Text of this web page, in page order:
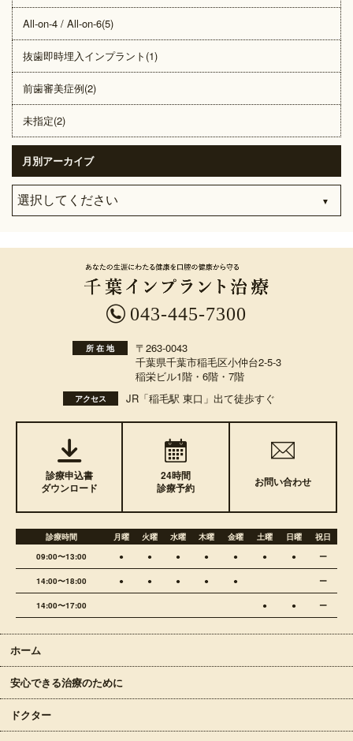
All-on-4 / All-on-6(5)
抜歯即時埋入インプラント(1)
前歯審美症例(2)
未指定(2)
月別アーカイブ
043-445-7300
所 在 地
〒263-0043
千葉県千葉市稲毛区小仲台2-5-3
稲栄ビル1階・6階・7階
アクセス JR「稲毛駅 東口」出て徒歩すぐ
診療申込書
ダウンロード
24時間
診療予約
お問い合わせ
診療時間 月曜 火曜 水曜 木曜 金曜 土曜 日曜
祝日
09:00〜13:00
● ● ● ● ● ● ● ー
14:00〜18:00 ● ● ● ● ● ー
14:00〜17:00 ● ● ー
ホーム
安心できる治療のために
ドクター